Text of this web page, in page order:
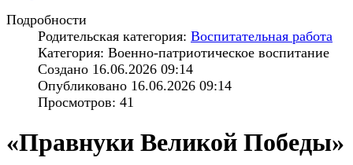
Подробности
Родительская категория: Воспитательная работа
Категория: Военно-патриотическое воспитание
Создано 16.06.2026 09:14
Опубликовано 16.06.2026 09:14
Просмотров: 41
«Правнуки Великой Победы»